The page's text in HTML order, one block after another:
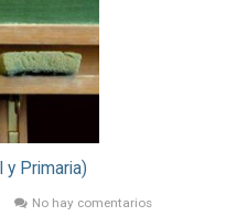
y Primaria)
No hay comentarios